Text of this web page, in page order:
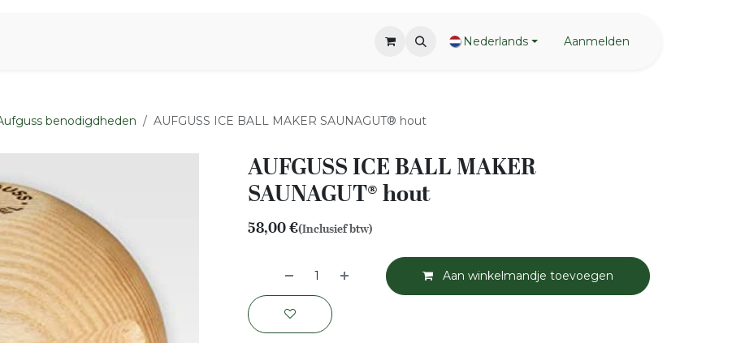
Nederlands Aanmelden
benodigdheden AUFGUSS ICE BALL MAKER SAUNAGUT® hout
AUFGUSS ICE BALL MAKER
SAUNAGUT® hout
58,00€(Inclusief btw)
Aan winkelmandje toevoegen